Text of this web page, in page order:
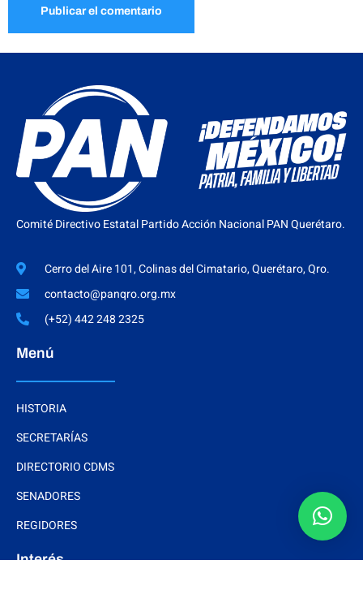
Comité Directivo Estatal Partido Acción Nacional PAN Querétaro.
Cerro del Aire 101, Colinas del Cimatario, Querétaro, Qro.
contacto@panqro.org.mx
(+52) 442 248 2325
Menú
HISTORIA
SECRETARÍAS
DIRECTORIO CDMS
SENADORES
REGIDORES
Interés